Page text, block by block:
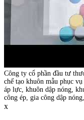
Công ty cổ phần đầu tư
chế tạo khuôn mẫu phục
áp lực, khuôn dập nóng,
công ép, gia công dập
x